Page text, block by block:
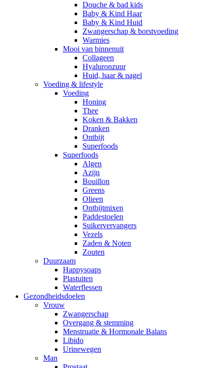
Douche & bad kids
Baby & Kind Haar
Baby & Kind Huid
Zwangerschap & borstvoeding
Warmies
Mooi van binnenuit
Collageen
Hyaluronzuur
Huid, haar & nagel
Voeding & lifestyle
Voeding
Honing
Thee
Koken & Bakken
Dranken
Ontbijt
Superfoods
Superfoods
Algen
Azijn
Bouillon
Greens
Olieen
Ontbijtmixen
Paddestoelen
Suikervervangers
Vezels
Zaden & Noten
Zouten
Duurzaam
Happysoaps
Plastuiten
Waterflessen
Gezondheidsdoelen
Vrouw
Zwangerschap
Overgang & stemming
Menstruatie & Hormonale Balans
Libido
Urinewegen
Man